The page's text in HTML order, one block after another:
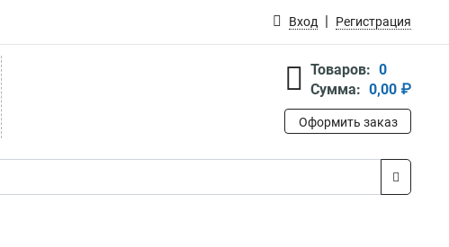
Вход Регистрация
Товаров: 0
Сумма: 0,00 ₽
Оформить заказ